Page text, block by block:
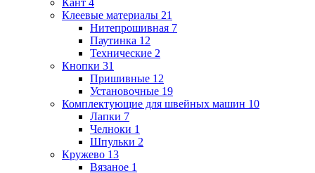
Клеевые материалы 21
Нитепрошивная 7
Паутинка 12
Технические 2
Кнопки 31
Пришивные 12
Установочные 19
Комплектующие для швейных машин 10
Лапки 7
Челноки 1
Шпульки 2
Кружево 13
Вязаное 1